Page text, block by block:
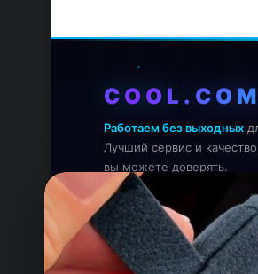
Работаем без выходных
Лучший сервис и
вы можете доверять.
Онлайн — работаем